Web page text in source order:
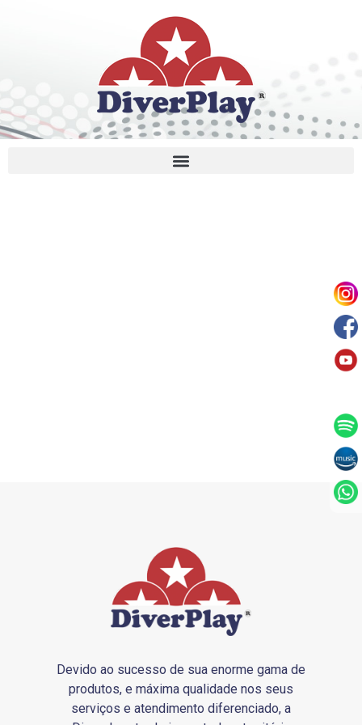
Devido ao sucesso de sua enorme gama de
produtos, e máxima qualidade nos seus
serviços e atendimento diferenciado, a